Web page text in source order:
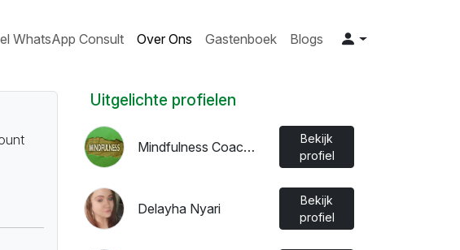
WhatsApp Consult Over Ons Gastenboek Blogs
Uitgelichte profielen
Mindfulness Coach Ivy
Bekijk
profiel
Delayha Nyari
Bekijk
profiel